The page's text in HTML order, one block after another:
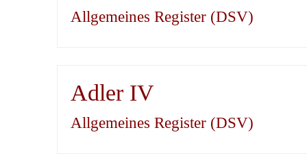
Allgemeines Register (DSV)
Adler IV
Allgemeines Register (DSV)